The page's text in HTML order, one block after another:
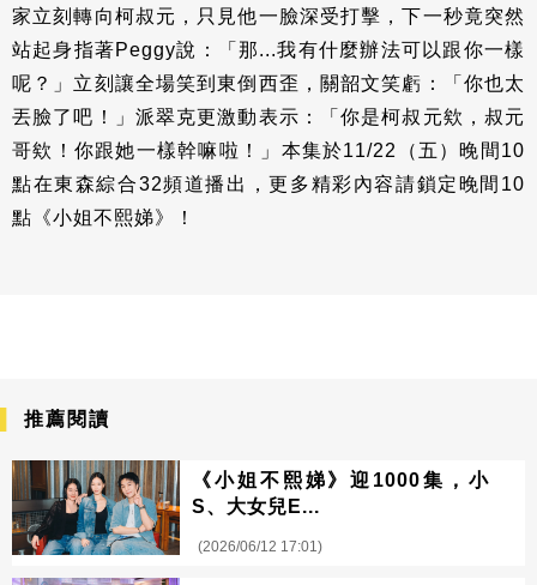
家立刻轉向柯叔元，只見他一臉深受打擊，下一秒竟突然
站起身指著Peggy說：「那...我有什麼辦法可以跟你一樣
呢？」立刻讓全場笑到東倒西歪，關韶文笑虧：「你也太
丟臉了吧！」派翠克更激動表示：「你是柯叔元欸，叔元
哥欸！你跟她一樣幹嘛啦！」本集於11/22（五）晚間10
點在東森綜合32頻道播出，更多精彩內容請鎖定晚間10
點《小姐不熙娣》！
推薦閱讀
《小姐不熙娣》迎1000集，小
S、大女兒E...
(2026/06/12 17:01)